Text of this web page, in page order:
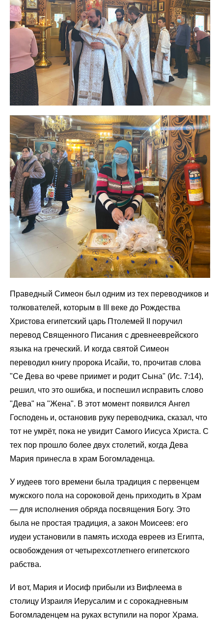
Праведный Симеон был одним из тех переводчиков и
толкователей, которым в III веке до Рождества
Христова египетский царь Птолемей II поручил
перевод Священного Писания с древнееврейского
языка на греческий. И когда святой Симеон
переводил книгу пророка Исайи, то, прочитав слова
"Се Дева во чреве приимет и родит Сына" (Ис. 7:14),
решил, что это ошибка, и поспешил исправить слово
"Дева" на "Жена". В этот момент появился Ангел
Господень и, остановив руку переводчика, сказал, что
тот не умрёт, пока не увидит Самого Иисуса Христа. С
тех пор прошло более двух столетий, когда Дева
Мария принесла в храм Богомладенца.
У иудеев того времени была традиция с первенцем
мужского пола на сороковой день приходить в Храм
— для исполнения обряда посвящения Богу. Это
была не простая традиция, а закон Моисеев: его
иудеи установили в память исхода евреев из Египта,
освобождения от четырехсотлетнего египетского
рабства.
И вот, Мария и Иосиф прибыли из Вифлеема в
столицу Израиля Иерусалим и с сорокадневным
Богомладенцем на руках вступили на порог Храма.